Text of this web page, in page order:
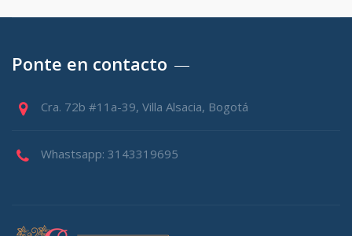
Ponte en contacto
Cra. 72b #11a-39, Villa Alsacia, Bogotá
Whastsapp: 3143319695